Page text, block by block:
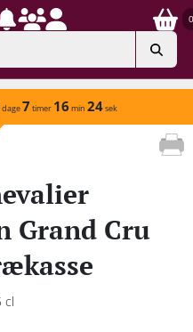
0
dage7 timer 16 min 24sek
Grand Cru
cl